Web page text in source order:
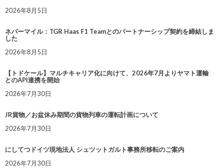
2026年8月5日
ネバーマイル：TGR Haas F1 Teamとのパートナーシップ契約を締結しま
した
2026年8月5日
【トドケール】マルチキャリア化に向けて、2026年7月よりヤマト運輸
とのAPI連携を開始
2026年7月30日
JR貨物／お盆休み期間の貨物列車の運転計画について
2026年7月30日
にしてつドイツ現地法人 シュツットガルト事務所移転のご案内
2026年7月30日